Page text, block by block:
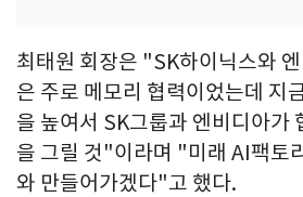
최태원 회장은 "SK하이닉스와
은 주로 메모리 협력이었는데 지
을 높여서 SK그룹과 엔비디아가
을 그릴 것"이라며 "미래 AI팩토
와 만들어가겠다"고 했다.